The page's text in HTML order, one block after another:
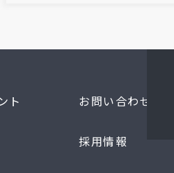
ト お問い合わせ
採用情報